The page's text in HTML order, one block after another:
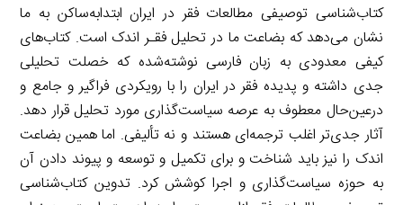
کتاب‌شناسی توصیفی مطالعات فقر در ایران ابتدابه‌ساکن به ما
نشان می‌دهد که بضاعت ما در تحلیل فقـر اندک است. کتاب‌های
کیفی معدودی به زبان فارسی نوشته‌شده که خصلت تحلیلی
جدی داشته و پدیده فقر در ایران را با رویکردی فراگیر و جامع و
درعین‌حال معطوف به عرصه سیاست‌گذاری مورد تحلیل قرار دهد.
آثار جدی‌تر اغلب ترجمه‌ای هستند و نه تألیفی. اما همین بضاعت
اندک را نیز باید شناخت و برای تکمیل و توسعه و پیوند دادن آن
به حوزه سیاست‌گذاری و اجرا کوشش کرد. تدوین کتاب‌شناسی